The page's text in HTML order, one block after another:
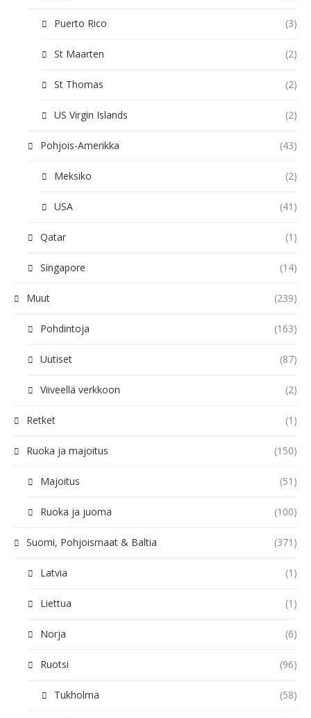
Puerto Rico (3)
St Maarten (2)
St Thomas (2)
US Virgin Islands (2)
Pohjois-Amerikka (43)
Meksiko (2)
USA (41)
Qatar (1)
Singapore (14)
Muut (239)
Pohdintoja (163)
Uutiset (87)
Viiveellä verkkoon (2)
Retket (1)
Ruoka ja majoitus (150)
Majoitus (51)
Ruoka ja juoma (100)
Suomi, Pohjoismaat & Baltia (371)
Latvia (1)
Liettua (1)
Norja (6)
Ruotsi (96)
Tukholma (58)